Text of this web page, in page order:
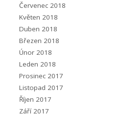
Červenec 2018
Květen 2018
Duben 2018
Březen 2018
Únor 2018
Leden 2018
Prosinec 2017
Listopad 2017
Říjen 2017
Září 2017